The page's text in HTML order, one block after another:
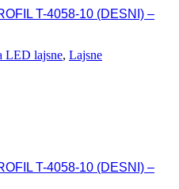
T-4058-10 (DESNI) –
LED lajsne, Lajsne
T-4058-10 (DESNI) –